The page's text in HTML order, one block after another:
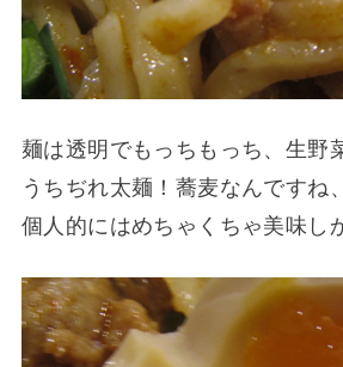
麺は透明でもっちもっち、生野
うちぢれ太麺！蕎麦なんですね
個人的にはめちゃくちゃ美味し